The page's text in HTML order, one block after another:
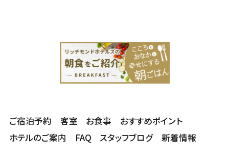
ご宿泊予約 客室 お食事
おすすめポイント
ホテルのご案内
FAQ スタッフブログ 新着情報